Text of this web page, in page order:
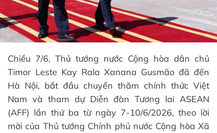
Chiều 7/6, Thủ tướng nước Cộng hòa dân chủ
Timor Leste Kay Rala Xanana Gusmão đã đến
Hà Nội, bắt đầu chuyến thăm chính thức Việt
Nam và tham dự Diễn đàn Tương lai ASEAN
(AFF) lần thứ ba từ ngày 7-10/6/2026, theo lời
mời của Thủ tướng Chính phủ nước Cộng hòa Xã